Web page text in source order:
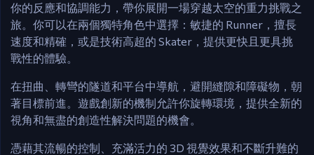
你的反應和協調能力，帶你展開一場穿越太空的重力挑戰之
旅。你可以在兩個獨特角色中選擇：敏捷的 Runner，擅長
速度和精確，或是技術高超的 Skater，提供更快且更具挑
戰性的體驗。
在扭曲、轉彎的隧道和平台中導航，避開縫隙和障礙物，朝
著目標前進。遊戲創新的機制允許你旋轉環境，提供全新的
視角和無盡的創造性解決問題的機會。
憑藉其流暢的控制、充滿活力的 3D 視覺效果和不斷升難的